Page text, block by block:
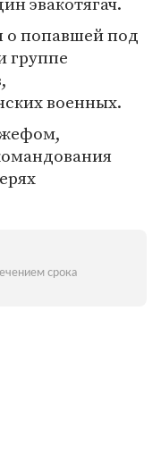
о попавшей под
группе
военных.
срока